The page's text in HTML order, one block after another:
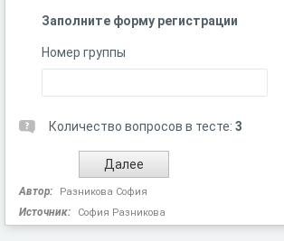
Заполните форму регистрации
Номер группы
Количество вопросов в тесте: 3
Автор: Разникова София
Источник: София Разникова